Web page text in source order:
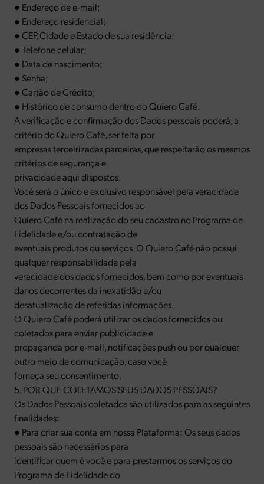
● Endereço de e-mail;
● Endereço residencial;
● CEP, Cidade e Estado de sua residência;
● Telefone celular;
● Data de nascimento;
● Senha;
● Cartão de Crédito;
● Histórico de consumo dentro do Quiero Café.
A verificação e confirmação dos Dados pessoais poderá, a
critério do Quiero Café, ser feita por
empresas terceirizadas parceiras, que respeitarão os mesmos
critérios de segurança e
privacidade aqui dispostos.
Você será o único e exclusivo responsável pela veracidade
dos Dados Pessoais fornecidos ao
Quiero Café na realização do seu cadastro no Programa de
Fidelidade e/ou contratação de
eventuais produtos ou serviços. O Quiero Café não possui
qualquer responsabilidade pela
veracidade dos dados fornecidos, bem como por eventuais
danos decorrentes da inexatidão e/ou
desatualização de referidas informações.
O Quiero Café poderá utilizar os dados fornecidos ou
coletados para enviar publicidade e
propaganda por e-mail, notificações push ou por qualquer
outro meio de comunicação, caso você
forneça seu consentimento.
5. POR QUE COLETAMOS SEUS DADOS PESSOAIS?
Os Dados Pessoais coletados são utilizados para as seguintes
finalidades:
● Para criar sua conta em nossa Plataforma: Os seus dados
pessoais são necessários para
identificar quem é você e para prestarmos os serviços do
Programa de Fidelidade do